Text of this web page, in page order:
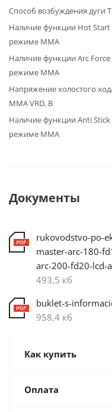
Способ возбуждения дуги
Наличие функции Hot Start
режиме MMA
Наличие функции Arc Force
режиме MMA
Напряжение холостого
ММА VRD, В
Наличие функции Anti Stick
режиме MMA
Документы
rukovodstvo-po-
master-arc-180-
arc-200-fd20-lcd-
493,5 кб
buklet-s-
958,4 кб
Как купить
Оплата